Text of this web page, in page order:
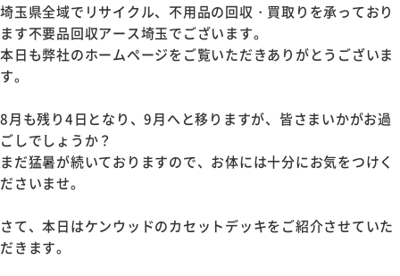
埼玉県全域でリサイクル、不用品の回収・買取りを承っており
ます不要品回収アース埼玉でございます。
本日も弊社のホームページをご覧いただきありがとうございま
す。
8月も残り4日となり、9月へと移りますが、皆さまいかがお過
ごしでしょうか？
まだ猛暑が続いておりますので、お体には十分にお気をつけく
ださいませ。
さて、本日はケンウッドのカセットデッキをご紹介させていた
だきます。